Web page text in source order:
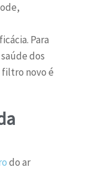
Para
dos
novo é
do ar